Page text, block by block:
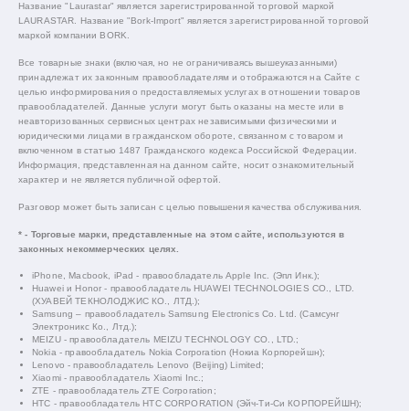
Название "Laurastar" является зарегистрированной торговой маркой
LAURASTAR. Название "Bork-Import" является зарегистрированной торговой
маркой компании BORK.
Все товарные знаки (включая, но не ограничиваясь вышеуказанными)
принадлежат их законным правообладателям и отображаются на Сайте с
целью информирования о предоставляемых услугах в отношении товаров
правообладателей. Данные услуги могут быть оказаны на месте или в
неавторизованных сервисных центрах независимыми физическими и
юридическими лицами в гражданском обороте, связанном с товаром и
включенном в статью 1487 Гражданского кодекса Российской Федерации.
Информация, представленная на данном сайте, носит ознакомительный
характер и не является публичной офертой.
Разговор может быть записан с целью повышения качества обслуживания.
* - Торговые марки, представленные на этом сайте, используются в
законных некоммерческих целях.
iPhone, Macbook, iPad - правообладатель Apple Inc. (Эпл Инк.);
Huawei и Honor - правообладатель HUAWEI TECHNOLOGIES CO., LTD.
(ХУАВЕЙ ТЕКНОЛОДЖИС КО., ЛТД.);
Samsung – правообладатель Samsung Electronics Co. Ltd. (Самсунг
Электроникс Ко., Лтд.);
MEIZU - правообладатель MEIZU TECHNOLOGY CO., LTD.;
Nokia - правообладатель Nokia Corporation (Нокиа Корпорейшн);
Lenovo - правообладатель Lenovo (Beijing) Limited;
Xiaomi - правообладатель Xiaomi Inc.;
ZTE - правообладатель ZTE Corporation;
HTC - правообладатель HTC CORPORATION (Эйч-Ти-Си КОРПОРЕЙШН);